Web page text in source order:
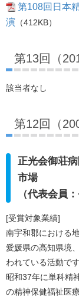
第108回日本
演 （412KB）
第13回（
該当者なし
第12回（
正光会御荘
市場
（代表会員
[受賞対象業績]
南宇和郡における
愛媛県の高知県境
われている活動です
昭和37年に単科精
の精神保健福祉医